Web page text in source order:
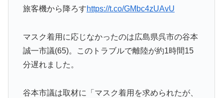
旅客機から降ろすhttps://t.co/GMbc4zUAvU
マスク着用に応じなかったのは広島県呉市の谷本
誠一市議(65)。このトラブルで離陸が約1時間15
分遅れました。
谷本市議は取材に「マスク着用を求められたが、